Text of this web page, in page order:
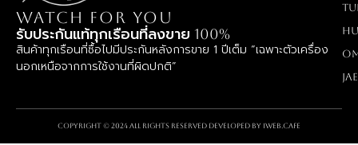
WATCH FOR YOU
รับประกันแท้ทุกเรือนที่ลงขาย 100%
สินค้าทุกเรือนที่ซื้อไปมีประกันหลังการขาย 1 ปีเต็ม “เฉพาะตัวเครื่อง
นอกเหนือจากการใช้งานที่ผิดปกติ”
Copyright © 2024 All rights reserved Developed by iWeb.cafe